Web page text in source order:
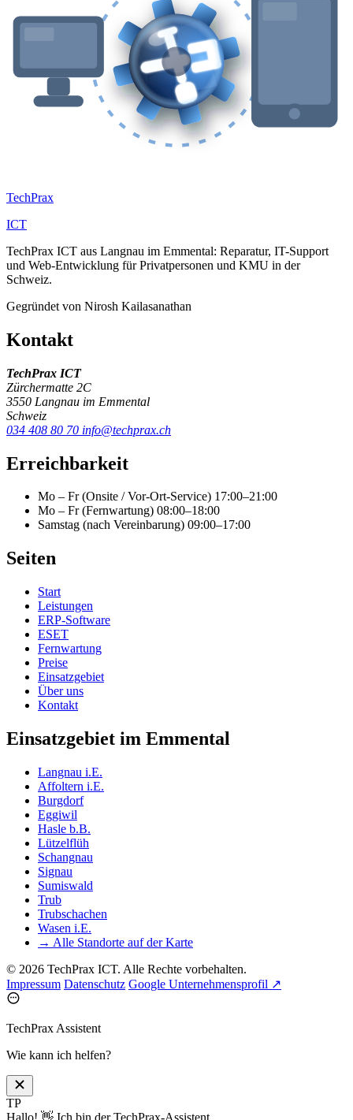
TechPrax
ICT
TechPrax ICT aus Langnau im Emmental: Reparatur, IT-Support
und Web-Entwicklung für Privatpersonen und KMU in der
Schweiz.
Gegründet von Nirosh Kailasanathan
Kontakt
TechPrax ICT
Zürchermatte 2C
3550 Langnau im Emmental
Schweiz
034 408 80 70 info@techprax.ch
Erreichbarkeit
Mo – Fr (Onsite / Vor-Ort-Service) 17:00–21:00
Mo – Fr (Fernwartung) 08:00–18:00
Samstag (nach Vereinbarung) 09:00–17:00
Seiten
Start
Leistungen
ERP-Software
ESET
Fernwartung
Preise
Einsatzgebiet
Über uns
Kontakt
Einsatzgebiet im Emmental
Langnau i.E.
Affoltern i.E.
Burgdorf
Eggiwil
Hasle b.B.
Lützelflüh
Schangnau
Signau
Sumiswald
Trub
Trubschachen
Wasen i.E.
→ Alle Standorte auf der Karte
© 2026 TechPrax ICT. Alle Rechte vorbehalten.
Impressum Datenschutz Google Unternehmensprofil ↗
TechPrax Assistent
Wie kann ich helfen?
TP
Hallo! 👋 Ich bin der TechPrax-Assistent.